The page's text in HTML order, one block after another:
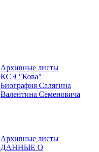
Архивные листы
КСЭ "Кова"
Биография Салягина
Валентина Семеновича
Архивные листы
ДАННЫЕ О